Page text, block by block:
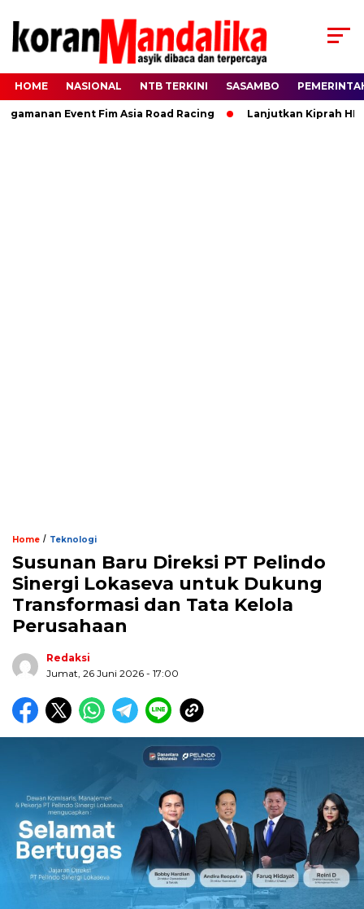
HOME NASIONAL NTB TERKINI SASAMBO
Event Fim Asia Road Racing Lanjutkan Kiprah HBK,
Home / Teknologi
Susunan Baru Direksi PT Pelindo
Sinergi Lokaseva untuk Dukung
Transformasi dan Tata Kelola
Perusahaan
Redaksi
Jumat, 26 Juni 2026 - 17:00